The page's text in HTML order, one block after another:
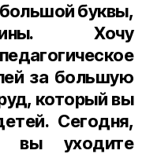
буквы,
Хочу
за большую
который вы
Сегодня,
вы уходите